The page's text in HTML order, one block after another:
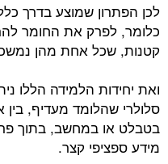
לכן הפתרון שמוצע בדרך
כלומר, לפרק את החומר
קטנות, שכל אחת מהן
ואת יחידות הלמידה הללו
סלולרי שהלומד מעדיף,
בטבלט או במחשב, בתוך
מידע ספציפי קצר.